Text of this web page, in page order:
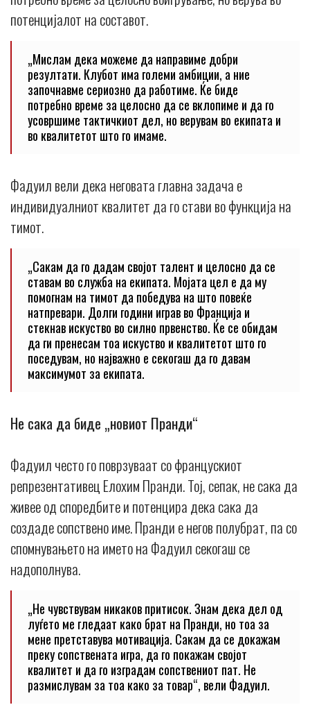
потенцијалот на составот.
„Мислам дека можеме да направиме добри
резултати. Клубот има големи амбиции, а ние
започнавме сериозно да работиме. Ќе биде
потребно време за целосно да се вклопиме и да го
усовршиме тактичкиот дел, но верувам во екипата и
во квалитетот што го имаме.
Фадуил вели дека неговата главна задача е
индивидуалниот квалитет да го стави во функција на
тимот.
„Сакам да го дадам својот талент и целосно да се
ставам во служба на екипата. Мојата цел е да му
помогнам на тимот да победува на што повеќе
натпревари. Долги години играв во Франција и
стекнав искуство во силно првенство. Ќе се обидам
да ги пренесам тоа искуство и квалитетот што го
поседувам, но најважно е секогаш да го давам
максимумот за екипата.
Не сака да биде „новиот Пранди“
Фадуил често го поврзуваат со францускиот
репрезентативец Елохим Пранди. Тој, сепак, не сака да
живее од споредбите и потенцира дека сака да
создаде сопствено име. Пранди е негов полубрат, па со
спомнувањето на името на Фадуил секогаш се
надополнува.
„Не чувствувам никаков притисок. Знам дека дел од
луѓето ме гледаат како брат на Пранди, но тоа за
мене претставува мотивација. Сакам да се докажам
преку сопствената игра, да го покажам својот
квалитет и да го изградам сопствениот пат. Не
размислувам за тоа како за товар“, вели Фадуил.